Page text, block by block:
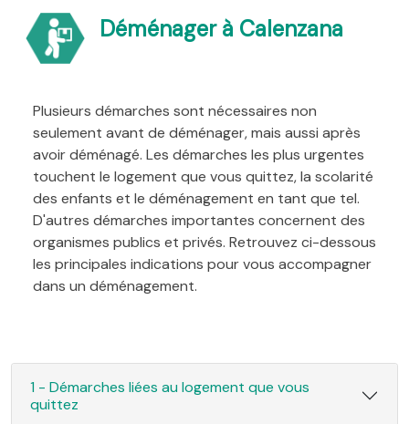
Déménager à Calenzana
Plusieurs démarches sont nécessaires non
seulement avant de déménager, mais aussi après
avoir déménagé. Les démarches les plus urgentes
touchent le logement que vous quittez, la scolarité
des enfants et le déménagement en tant que tel.
D'autres démarches importantes concernent des
organismes publics et privés. Retrouvez ci-dessous
les principales indications pour vous accompagner
dans un déménagement.
1 - Démarches liées au logement que vous
quittez